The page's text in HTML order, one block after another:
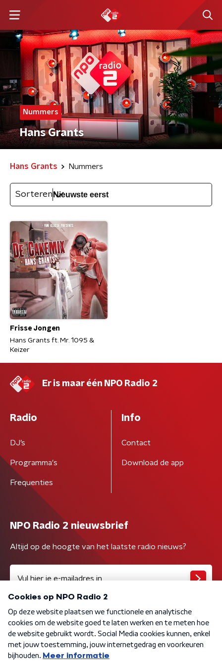
Nummers
Hans Grants
Hans Grants Nummers
Sorteren
Frisse Jongen
Hans Grants ft. Mr. 1095 &
Keizer
Er is maar één NPO Radio 2
Radio
DJ’s
Programma's
Frequenties
Info
Contact
Download de app
NPO Radio 2 nieuwsbrief
Altijd op de hoogte van het laatste radio nieuws?
Algemene voorwaarden